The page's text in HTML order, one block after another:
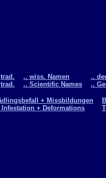
trad.
trad.
.. wiss. Namen
.. Scientific Names
..
..
+ Missbildungen
Infestation + Deformations